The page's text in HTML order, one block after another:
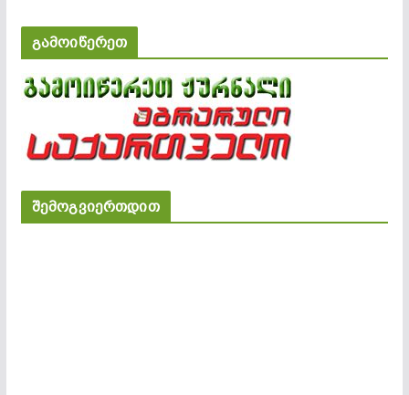
გამოიწერეთ
შემოგვიერთდით